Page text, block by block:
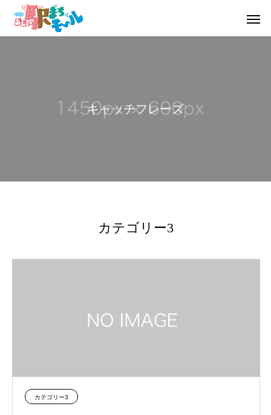
キャッチフ レーズ
カテゴリー3
カテゴリー3